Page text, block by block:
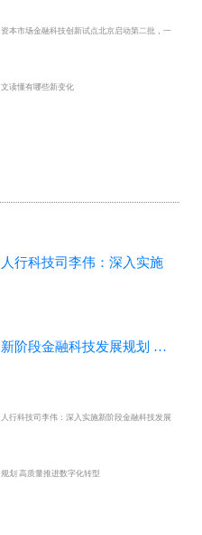
资本市场金融科技创新试点北京启动第二批，一
文读懂有哪些新变化
人行科技司李伟：深入实施
新阶段金融科技发展规划 高
人行科技司李伟：深入实施新阶段金融科技发展
规划 高质量推进数字化转型